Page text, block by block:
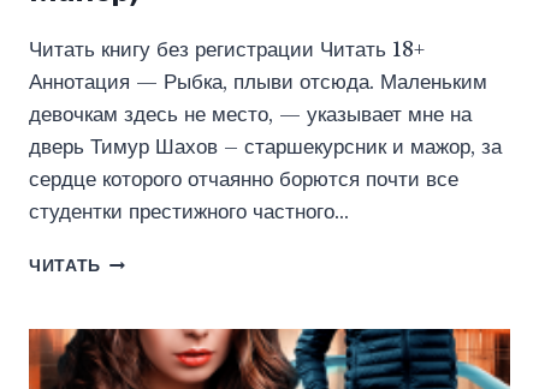
Читать книгу без регистрации Читать 18+
Аннотация — Рыбка, плыви отсюда. Маленьким
девочкам здесь не место, — указывает мне на
дверь Тимур Шахов – старшекурсник и мажор, за
сердце которого отчаянно борются почти все
студентки престижного частного…
ЧИТАТЬ ТЫ
(КРИСТИНА
МАЙЕР)